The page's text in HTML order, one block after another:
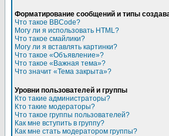
Форматирование сообщений и типы
Что такое BBCode?
Могу ли я использовать HTML?
Что такое смайлики?
Могу ли я вставлять картинки?
Что такое «Объявление»?
Что такое «Важная тема»?
Что значит «Тема закрыта»?
Уровни пользователей и группы
Кто такие администраторы?
Кто такие модераторы?
Что такое группы пользователей?
Как мне вступить в группу?
Как мне стать модератором группы?